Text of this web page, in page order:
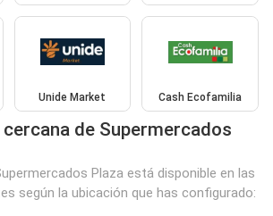
Unide Market Cash Ecofamilia
de Supermercados
Plaza está disponible en las
según la ubicación que has configurado: